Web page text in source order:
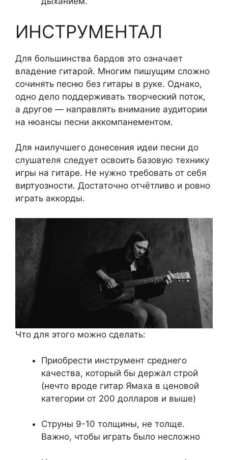
ИНСТРУМЕНТАЛ
Для большинства бардов это означает
владение гитарой. Многим пишущим сложно
сочинять песню без гитары в руке. Однако,
одно дело поддерживать творческий поток,
а другое — направлять внимание аудитории
на нюансы песни аккомпанементом.
Для наилучшего донесения идеи песни до
слушателя следует освоить базовую технику
игры на гитаре. Не нужно требовать от себя
виртуозности. Достаточно отчётливо и ровно
играть аккорды.
Что для этого можно сделать:
Приобрести инструмент среднего
качества, который бы держал строй
(нечто вроде гитар Ямаха в ценовой
категории от 200 долларов и выше)
Струны 9-10 толщины, не толще.
Важно, чтобы играть было несложно